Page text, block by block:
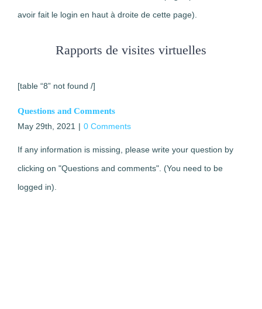
avoir fait le login en haut à droite de cette page).
Rapports de visites virtuelles
[table “8” not found /]
Questions and Comments
May 29th, 2021 | 0 Comments
If any information is missing, please write your question by
clicking on "Questions and comments". (You need to be
logged in).